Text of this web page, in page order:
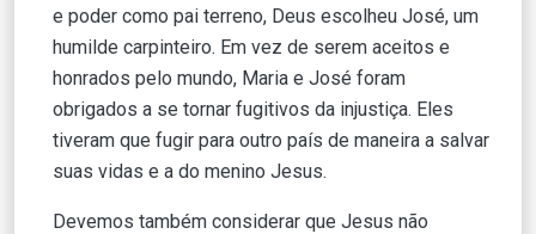
e poder como pai terreno, Deus escolheu José, um
humilde carpinteiro. Em vez de serem aceitos e
honrados pelo mundo, Maria e José foram
obrigados a se tornar fugitivos da injustiça. Eles
tiveram que fugir para outro país de maneira a salvar
suas vidas e a do menino Jesus.
Devemos também considerar que Jesus não